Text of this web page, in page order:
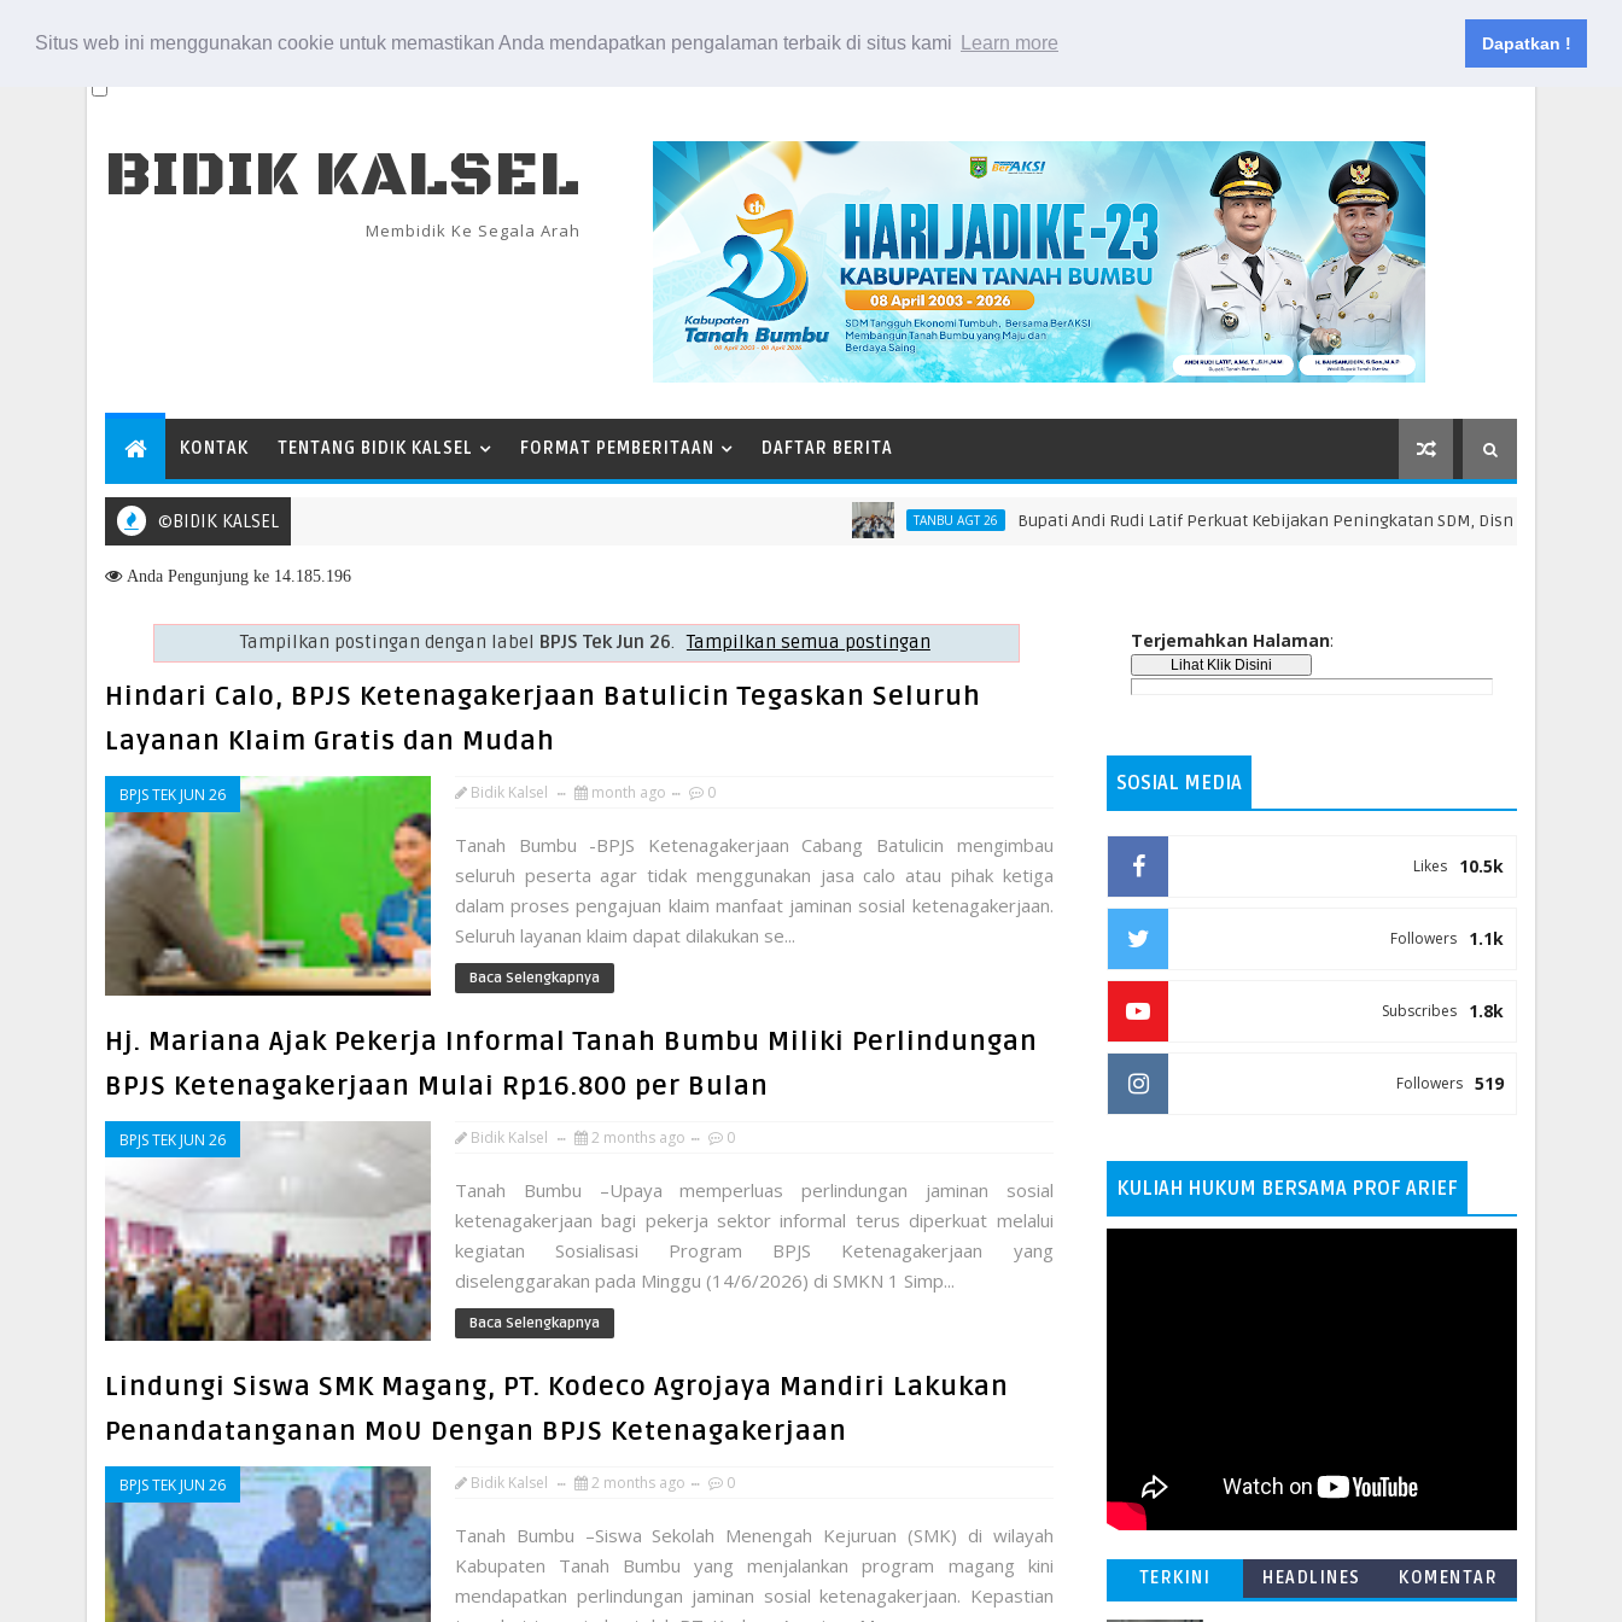
Situs web ini menggunakan cookie untuk memastikan Anda mendapatkan pengalaman terbaik di situs kami Learn more Dapatkan !
Kontak
BIDIK KALSEL
Membidik Ke Segala Arah
KONTAK TENTANG BIDIK KALSEL FORMAT PEMBERITAAN DAFTAR BERITA
©BIDIK KALSEL TANBU AGT 26 Bupati Andi Rudi Latif Perkuat Kebijakan Peningkatan SDM, Disnakertrans Gelar
Langkah Menuju Masa Depan yang Lebih Hijau dan Gemilang
Anda Pengunjung ke 14.185.196
Tampilkan postingan dengan label BPJS Tek Jun 26. Tampilkan semua postingan
Hindari Calo, BPJS Ketenagakerjaan Batulicin Tegaskan Seluruh
Layanan Klaim Gratis dan Mudah
BPJS TEK JUN 26 Bidik Kalsel month ago 0
Tanah Bumbu -BPJS Ketenagakerjaan Cabang Batulicin mengimbau
seluruh peserta agar tidak menggunakan jasa calo atau pihak ketiga
dalam proses pengajuan klaim manfaat jaminan sosial ketenagakerjaan.
Seluruh layanan klaim dapat dilakukan se...
Baca Selengkapnya
Hj. Mariana Ajak Pekerja Informal Tanah Bumbu Miliki Perlindungan
BPJS Ketenagakerjaan Mulai Rp16.800 per Bulan
BPJS TEK JUN 26 Bidik Kalsel 2 months ago 0
Tanah Bumbu –Upaya memperluas perlindungan jaminan sosial
ketenagakerjaan bagi pekerja sektor informal terus diperkuat melalui
kegiatan Sosialisasi Program BPJS Ketenagakerjaan yang
diselenggarakan pada Minggu (14/6/2026) di SMKN 1 Simp...
Baca Selengkapnya
Lindungi Siswa SMK Magang, PT. Kodeco Agrojaya Mandiri Lakukan
Penandatanganan MoU Dengan BPJS Ketenagakerjaan
BPJS TEK JUN 26 Bidik Kalsel 2 months ago 0
Tanah Bumbu –Siswa Sekolah Menengah Kejuruan (SMK) di wilayah
Kabupaten Tanah Bumbu yang menjalankan program magang kini
mendapatkan perlindungan jaminan sosial ketenagakerjaan. Kepastian
Terjemahkan Halaman:
SOSIAL MEDIA
10.5k
Likes
1.1k
Followers
1.8k
Subscribes
519
Followers
KULIAH HUKUM BERSAMA PROF ARIEF
TERKINI HEADLINES KOMENTAR